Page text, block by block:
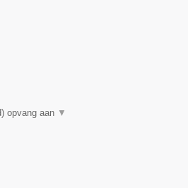
opvang aan ▼